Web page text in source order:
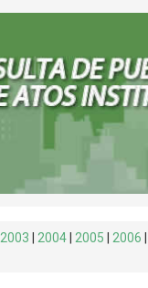
2003 2004 2005 2006